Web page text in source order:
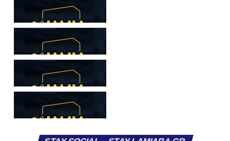
αρκετών ομάδων το φετινό καλοκαίρι. Ανάμεσα στους
συλλόγους που ενδιαφέρθηκαν έντονα για την απόκτησή
του ήταν η Κόρινθος και ο Ιωνικός, με την ομάδα της
Κορίνθου να εμφανίζεται για μεγάλο χρονικό διάστημα ως
το φαβορί για την υπογραφή του. Ωστόσο, η εξέλιξη ήταν
διαφορετική, καθώς ο 23χρονος αμυντικός επέλεξε τελικά
τον Σαρωνικό Αναβύσσου, όπου θα συναντήσει ξανά τον
πρώην συμπαίκτη του στον ΠΑΣ Λαμία, Χρυσόστομο